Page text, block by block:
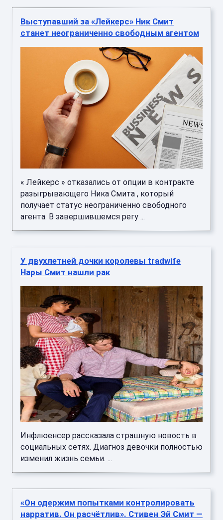
Выступавший за «Лейкерс» Ник Смит
станет неограниченно свободным агентом
« Лейкерс » отказались от опции в контракте
разыгрывающего Ника Смита , который
получает статус неограниченно свободного
агента. В завершившемся регу ...
У двухлетней дочки королевы tradwife
Нары Смит нашли рак
Инфлюенсер рассказала страшную новость в
социальных сетях. Диагноз девочки полностью
изменил жизнь семьи. ...
«Он одержим попытками контролировать
нарратив. Он расчётлив». Стивен Эй Смит —